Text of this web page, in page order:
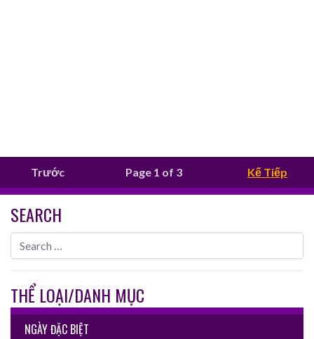
Trước Page 1 of 3 Kế Tiếp
SEARCH
THỂ LOẠI/DANH MỤC
NGÀY ĐẶC BIỆT